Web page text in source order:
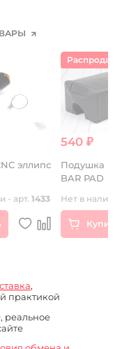
эллипс
- арт. 1433
Распродажа
540 ₽
Подушка
BAR PAD
Нет в
Купить
,
практикой
реальное